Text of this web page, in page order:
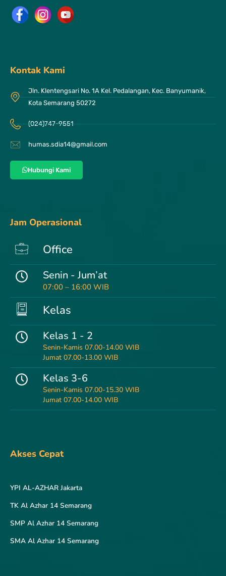
Kontak Kami
Jln. Klentengsari No. 1A Kel. Pedalangan, Kec. Banyumanik,
Kota Semarang 50272
(024)747-9551
humas.sdia14@gmail.com
Hubungi Kami
Jam Operasional
Office
Senin - Jum’at
07:00 – 16:00 WIB
Kelas
Kelas 1 - 2
Senin-Kamis 07.00-14.00 WIB
Jumat 07.00-13.00 WIB
Kelas 3-6
Senin-Kamis 07.00-15.30 WIB
Jumat 07.00-14.00 WIB
Akses Cepat
YPI AL-AZHAR Jakarta
TK Al Azhar 14 Semarang
SMP Al Azhar 14 Semarang
SMA Al Azhar 14 Semarang